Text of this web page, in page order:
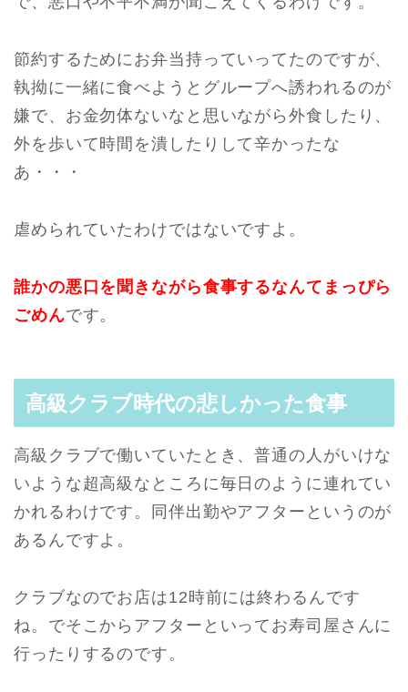
節約するためにお弁当持っていってたのですが、
執拗に一緒に食べようとグループへ誘われるのが
嫌で、お金勿体ないなと思いながら外食したり、
外を歩いて時間を潰したりして辛かったな
あ・・・
虐められていたわけではないですよ。
誰かの悪口を聞きながら食事するなんてまっぴら
ごめんです。
高級クラブ時代の悲しかった食事
高級クラブで働いていたとき、普通の人がいけな
いような超高級なところに毎日のように連れてい
かれるわけです。同伴出勤やアフターというのが
あるんですよ。
クラブなのでお店は12時前には終わるんです
ね。でそこからアフターといってお寿司屋さんに
行ったりするのです。